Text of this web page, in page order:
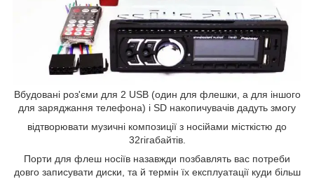
Вбудовані роз'єми для 2 USB (один для флешки, а для іншого
для заряджання телефона) і SD накопичувачів дадуть змогу
відтворювати музичні композиції з носійами місткістю до
32гігабайтів.
Порти для флеш носіїв назавжди позбавлять вас потреби
довго записувати диски, та й термін їх експлуатації куди більш